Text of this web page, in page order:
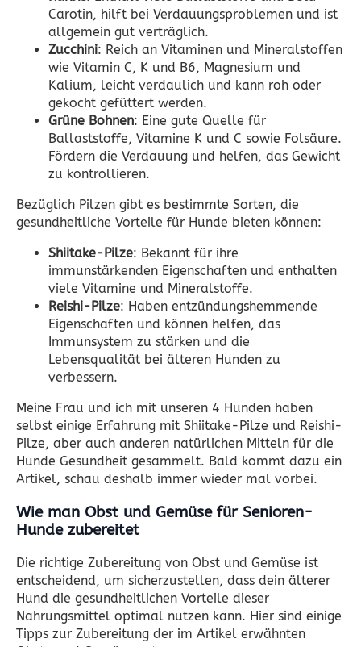
Carotin, hilft bei Verdauungsproblemen und ist
allgemein gut verträglich.
Zucchini: Reich an Vitaminen und Mineralstoffen
wie Vitamin C, K und B6, Magnesium und
Kalium, leicht verdaulich und kann roh oder
gekocht gefüttert werden.
Grüne Bohnen: Eine gute Quelle für
Ballaststoffe, Vitamine K und C sowie Folsäure.
Fördern die Verdauung und helfen, das Gewicht
zu kontrollieren.
Bezüglich Pilzen gibt es bestimmte Sorten, die
gesundheitliche Vorteile für Hunde bieten können:
Shiitake-Pilze: Bekannt für ihre
immunstärkenden Eigenschaften und enthalten
viele Vitamine und Mineralstoffe.
Reishi-Pilze: Haben entzündungshemmende
Eigenschaften und können helfen, das
Immunsystem zu stärken und die
Lebensqualität bei älteren Hunden zu
verbessern.
Meine Frau und ich mit unseren 4 Hunden haben
selbst einige Erfahrung mit Shiitake-Pilze und Reishi-
Pilze, aber auch anderen natürlichen Mitteln für die
Hunde Gesundheit gesammelt. Bald kommt dazu ein
Artikel, schau deshalb immer wieder mal vorbei.
Wie man Obst und Gemüse für Senioren-
Hunde zubereitet
Die richtige Zubereitung von Obst und Gemüse ist
entscheidend, um sicherzustellen, dass dein älterer
Hund die gesundheitlichen Vorteile dieser
Nahrungsmittel optimal nutzen kann. Hier sind einige
Tipps zur Zubereitung der im Artikel erwähnten